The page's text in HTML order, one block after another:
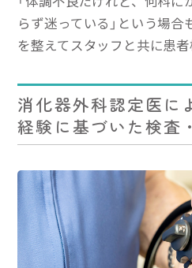
らず迷っている」という場
を整えてスタッフと共に患者
消化器外科認定医に
経験に基づいた検査